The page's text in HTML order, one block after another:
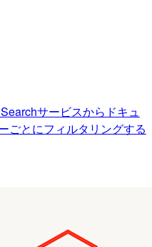
サービスからドキュ
ごとにフィルタリングする